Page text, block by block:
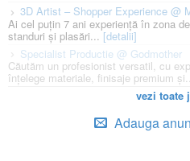
3D Artist – Shopper Experience @
Ai cel puțin 7 ani experiență în zona
standuri și plasări...[detalii]
Specialist Productie @ Godmother
Căutăm un profesionist versatil, cu
înțelege materiale, finisaje premium și...
vezi toate
Adauga